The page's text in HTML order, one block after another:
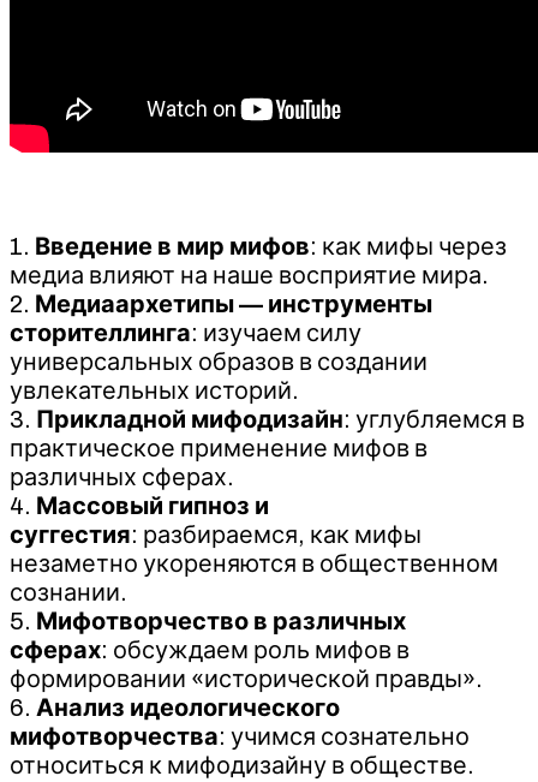
1. Введение в мир мифов: как мифы через
медиа влияют на наше восприятие мира.
2. Медиаархетипы— инструменты
сторителлинга: изучаем силу
универсальных образов в создании
увлекательных историй.
3. Прикладной мифодизайн: углубляемся в
практическое применение мифов в
различных сферах.
4. Массовый гипноз и
суггестия: разбираемся, как мифы
незаметно укореняются в общественном
сознании.
5. Мифотворчество в различных
сферах: обсуждаем роль мифов в
формировании «исторической правды».
6. Анализ идеологического
мифотворчества: учимся сознательно
относиться к мифодизайну в обществе.